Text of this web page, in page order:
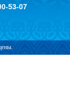
53-07